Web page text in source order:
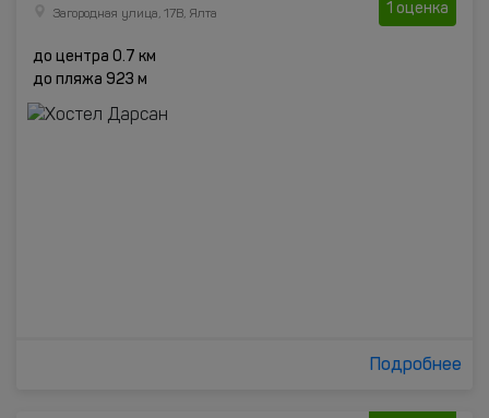
1 оценка
Загородная улица, 17В, Ялта
до центра 0.7 км
до пляжа 923 м
Подробнее